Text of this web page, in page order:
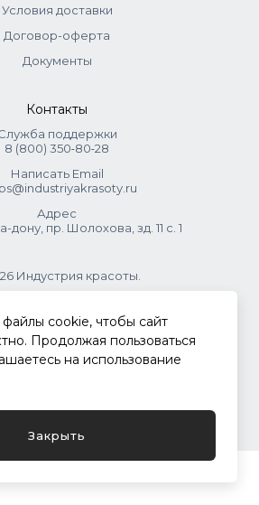
Условия доставки
Договор-оферта
Документы
Контакты
поддержки
8 (800) 350‑80‑28
Написать Email
Адрес
дону, пр. Шолохова, зд. 11 с. 1
Индустрия красоты.
.
конфиденциальности
cookie, чтобы сайт
Продолжая пользоваться
на использование
Закрыть